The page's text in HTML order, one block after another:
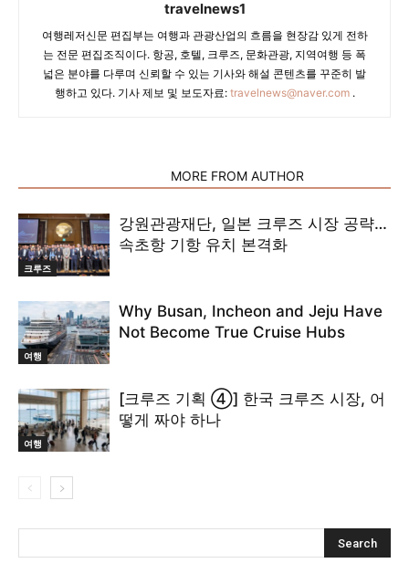
travelnews1
여행레저신문 편집부는 여행과 관광산업의 흐름을 현장감 있게 전하
는 전문 편집조직이다. 항공, 호텔, 크루즈, 문화관광, 지역여행 등 폭
넓은 분야를 다루며 신뢰할 수 있는 기사와 해설 콘텐츠를 꾸준히 발
행하고 있다. 기사 제보 및 보도자료: travelnews@naver.com.
MORE FROM AUTHOR
크루즈
강원관광재단, 일본 크루즈 시장 공략…
속초항 기항 유치 본격화
여행
Why Busan, Incheon and Jeju Have
Not Become True Cruise Hubs
여행
[크루즈 기획 ④] 한국 크루즈 시장, 어
떻게 짜야 하나